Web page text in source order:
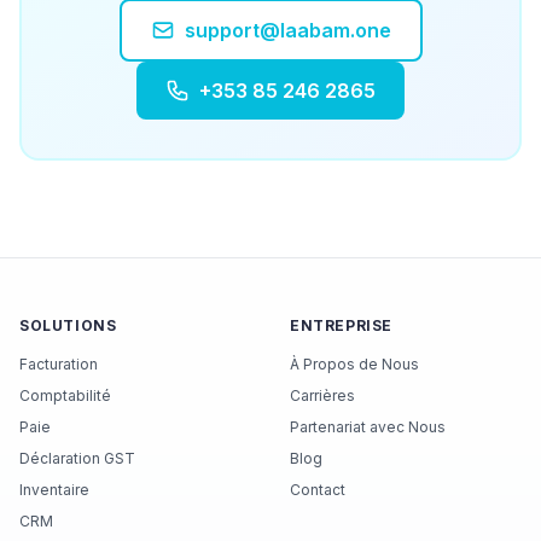
support@laabam.one
+353 85 246 2865
SOLUTIONS
Facturation
Comptabilité
Paie
Déclaration GST
Inventaire
CRM
ENTREPRISE
À Propos de Nous
Carrières
Partenariat avec Nous
Blog
Contact